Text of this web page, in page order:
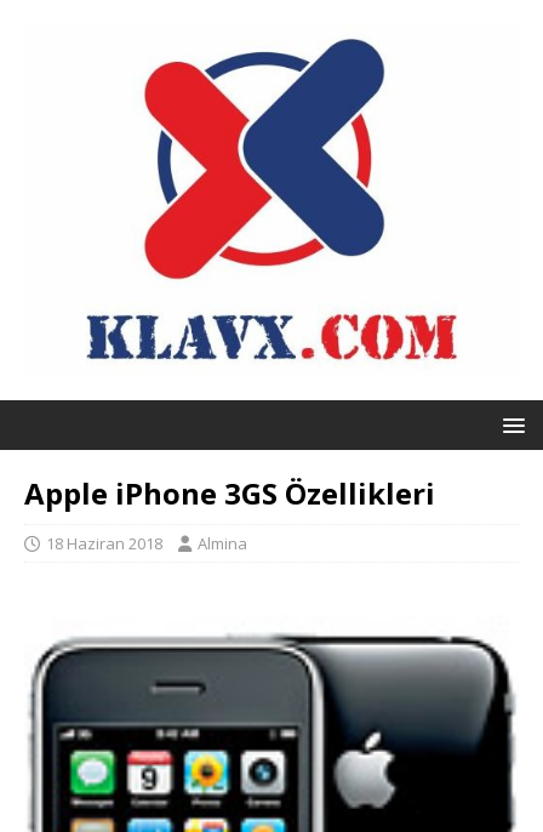
Apple iPhone 3GS Özellikleri
18 Haziran 2018 Almina